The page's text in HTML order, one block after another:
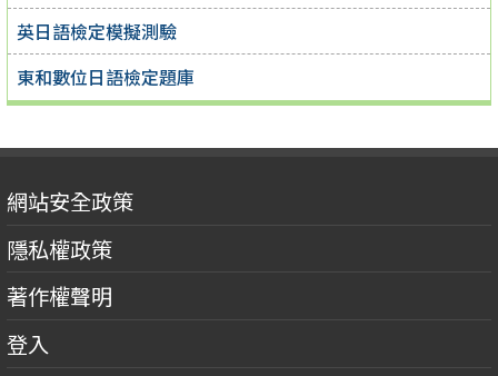
英日語檢定模擬測驗
東和數位日語檢定題庫
網站安全政策
隱私權政策
著作權聲明
登入